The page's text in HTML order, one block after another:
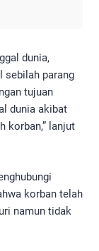
dunia,
sebilah parang
tujuan
dunia akibat
korban,” lanjut
korban telah
namun tidak